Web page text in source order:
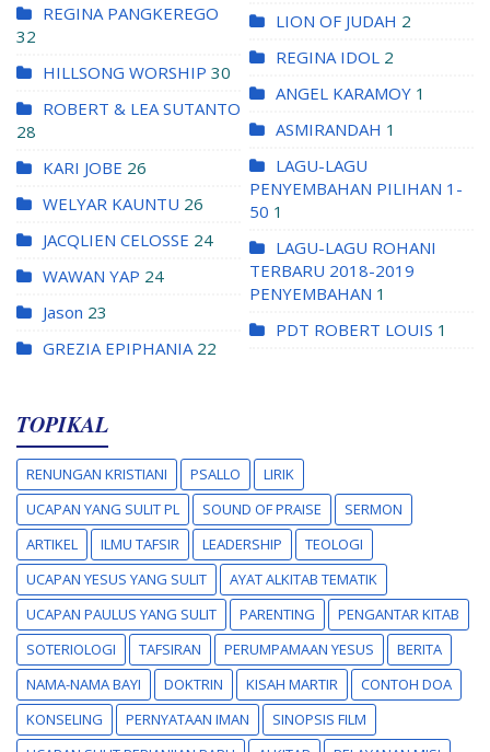
REGINA PANGKEREGO
32
HILLSONG WORSHIP 30
ROBERT & LEA SUTANTO
28
KARI JOBE 26
WELYAR KAUNTU 26
JACQLIEN CELOSSE 24
WAWAN YAP 24
Jason 23
GREZIA EPIPHANIA 22
LION OF JUDAH 2
REGINA IDOL 2
ANGEL KARAMOY 1
ASMIRANDAH 1
LAGU-LAGU
PENYEMBAHAN PILIHAN 1-
50 1
LAGU-LAGU ROHANI
TERBARU 2018-2019
PENYEMBAHAN 1
PDT ROBERT LOUIS 1
TOPIKAL
RENUNGAN KRISTIANI PSALLO
LIRIK
UCAPAN YANG SULIT PL
SOUND OF PRAISE
SERMON
ARTIKEL
ILMU TAFSIR LEADERSHIP
TEOLOGI
UCAPAN YESUS YANG SULIT
AYAT ALKITAB TEMATIK
UCAPAN PAULUS YANG SULIT
PARENTING
PENGANTAR KITAB
SOTERIOLOGI
TAFSIRAN PERUMPAMAAN YESUS
BERITA
NAMA-NAMA BAYI
DOKTRIN KISAH MARTIR
CONTOH DOA
KONSELING
PERNYATAAN IMAN
SINOPSIS FILM